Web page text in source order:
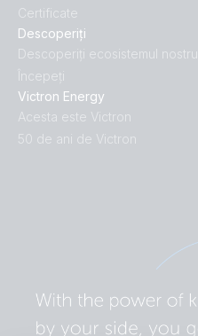
Descoperiți
Descoperiți ecosistemul nostru
Începeți
Victron Energy
Acesta este Victron
50 de ani de Victron
Certificate